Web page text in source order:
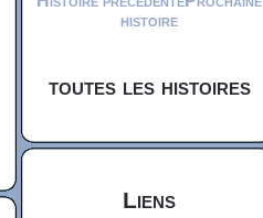
histoire
toutes les histoires
Liens